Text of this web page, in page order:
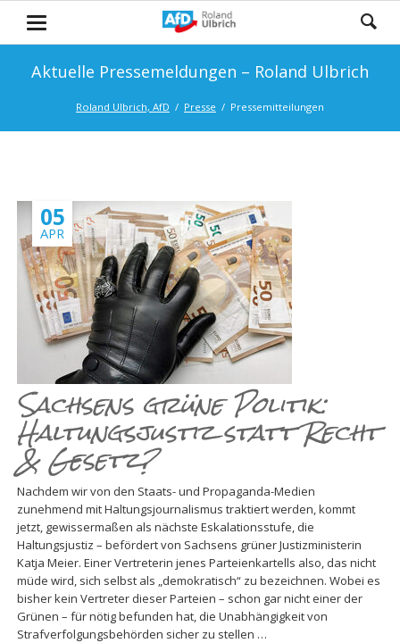
Aktuelle Pressemeldungen – Roland Ulbrich
Roland Ulbrich, AfD Presse Pressemitteilungen
05
APR
Sachsens grüne Politik:
Haltungsjustiz statt Recht
& Gesetz?
Nachdem wir von den Staats- und Propaganda-Medien
zunehmend mit Haltungsjournalismus traktiert werden, kommt
jetzt, gewissermaßen als nächste Eskalationsstufe, die
Haltungsjustiz – befördert von Sachsens grüner Justizministerin
Katja Meier. Einer Vertreterin jenes Parteienkartells also, das nicht
müde wird, sich selbst als „demokratisch“ zu bezeichnen. Wobei es
bisher kein Vertreter dieser Parteien – schon gar nicht einer der
Grünen – für nötig befunden hat, die Unabhängigkeit von
Strafverfolgungsbehörden sicher zu stellen …